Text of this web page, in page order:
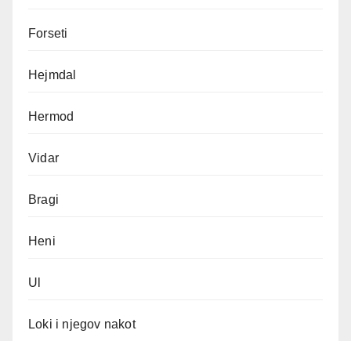
Forseti
Hejmdal
Hermod
Vidar
Bragi
Heni
Ul
Loki i njegov nakot